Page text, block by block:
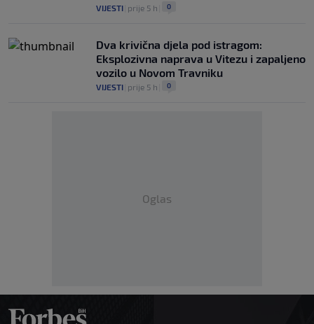
VIJESTI prije 5 h 0
Dva krivična djela pod istragom:
Eksplozivna naprava u Vitezu i zapaljeno
vozilo u Novom Travniku
VIJESTI prije 5 h 0
Oglas